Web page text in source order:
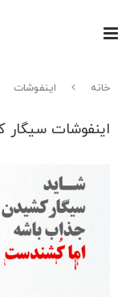
خانه اینفوشات
اینفوشات